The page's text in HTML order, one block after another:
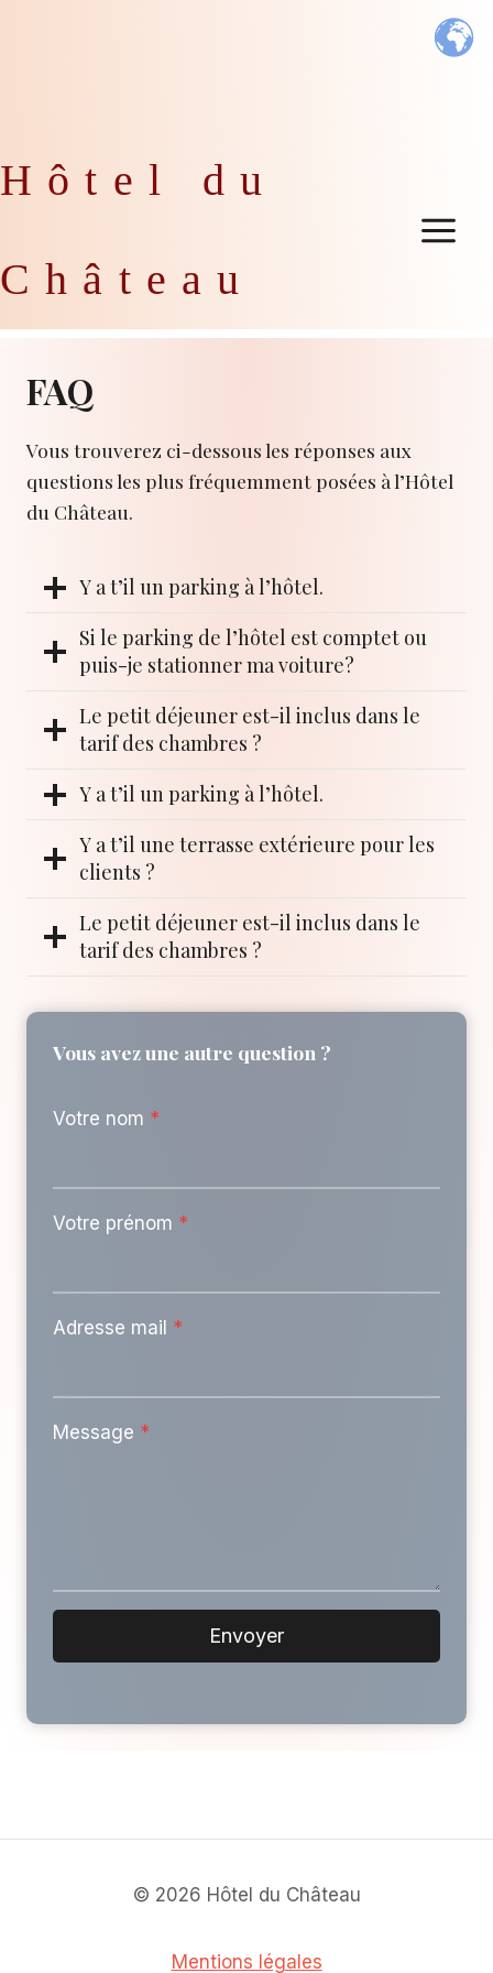
Hôtel du
Château
FAQ
Vous trouverez ci-dessous les réponses aux
questions les plus fréquemment posées à l’Hôtel
du Château.
Y a t’il un parking à l’hôtel.
Si le parking de l’hôtel est comptet ou
puis-je stationner ma voiture?
Le petit déjeuner est-il inclus dans le
tarif des chambres ?
Y a t’il un parking à l’hôtel.
Y a t’il une terrasse extérieure pour les
clients ?
Le petit déjeuner est-il inclus dans le
tarif des chambres ?
Vous avez une autre question ?
Votre nom *
Votre prénom *
Adresse mail *
Message *
Envoyer
© 2026 Hôtel du Château
Mentions légales